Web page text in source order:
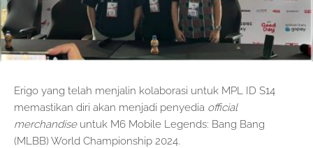
Erigo yang telah menjalin kolaborasi untuk MPL ID S14
memastikan diri akan menjadi penyedia official
merchandise untuk M6 Mobile Legends: Bang Bang
(MLBB) World Championship 2024.